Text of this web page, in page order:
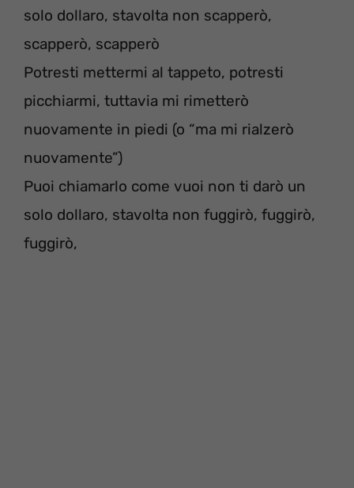
solo dollaro, stavolta non scapperò,
scapperò, scapperò
Potresti mettermi al tappeto, potresti
picchiarmi, tuttavia mi rimetterò
nuovamente in piedi (o “ma mi rialzerò
nuovamente”)
Puoi chiamarlo come vuoi non ti darò un
solo dollaro, stavolta non fuggirò, fuggirò,
fuggirò,